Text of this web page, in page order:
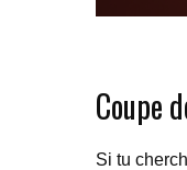
Coupe
Si tu